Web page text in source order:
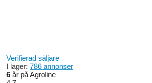
Verifierad säljare
I lager: 786 annonser
6 år på Agroline